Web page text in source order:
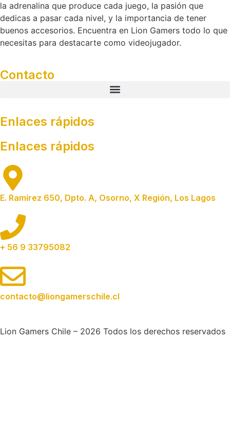
la adrenalina que produce cada juego, la pasión que
dedicas a pasar cada nivel, y la importancia de tener
buenos accesorios. Encuentra en Lion Gamers todo lo que
necesitas para destacarte como videojugador.
Contacto
Enlaces rápidos
Enlaces rápidos
E. Ramírez 650, Dpto. A, Osorno, X Región, Los Lagos
+ 56 9 33795082
contacto@liongamerschile.cl
Lion Gamers Chile – 2026 Todos los derechos reservados